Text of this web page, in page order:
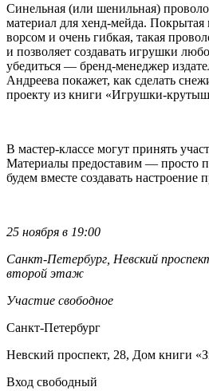
Синельная (или шенильная)
материал для хенд-мейда.
ворсом и очень гибкая, такая
и позволяет создавать игрушки
убедиться — бренд-менеджер
Андреева покажет, как сделать
проекту из книги «Игрушки-
В мастер-классе могут принять
Материалы предоставим — просто
будем вместе создавать настроение
25 ноября в 19:00
Санкт-Петербург, Невский
второй этаж
Участие свободное
Санкт-Петербург
Невский проспект, 28, Дом книги
Вход свободный